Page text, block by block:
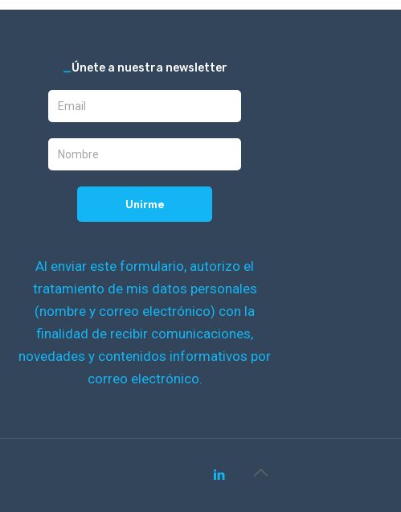
_Únete a nuestra newsletter
Al enviar este formulario, autorizo el
tratamiento de mis datos personales
(nombre y correo electrónico) con la
finalidad de recibir comunicaciones,
novedades y contenidos informativos por
correo electrónico.